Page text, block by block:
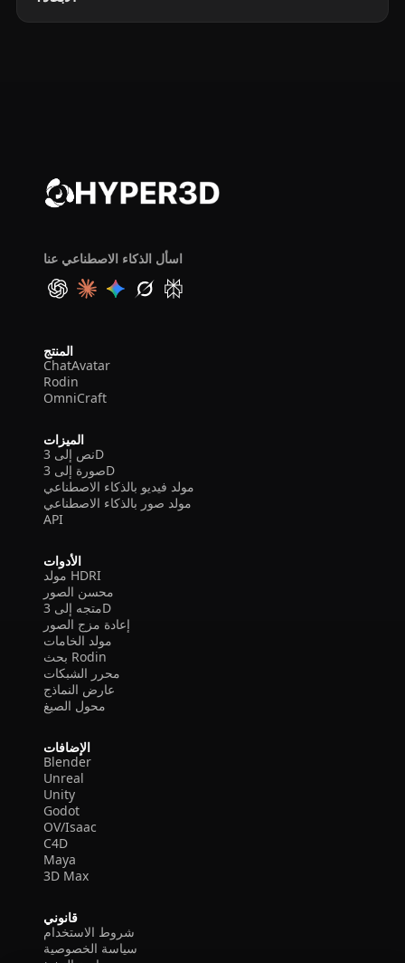
اسأل الذكاء الاصطناعي عنا
المنتج
ChatAvatar
Rodin
OmniCraft
الميزات
نص إلى 3D
صورة إلى 3D
مولد فيديو بالذكاء الاصطناعي
مولد صور بالذكاء الاصطناعي
API
الأدوات
مولد HDRI
محسن الصور
متجه إلى 3D
إعادة مزج الصور
مولد الخامات
بحث Rodin
محرر الشبكات
عارض النماذج
محول الصيغ
الإضافات
Blender
Unreal
Unity
Godot
OV/Isaac
C4D
Maya
3D Max
قانوني
شروط الاستخدام
سياسة الخصوصية